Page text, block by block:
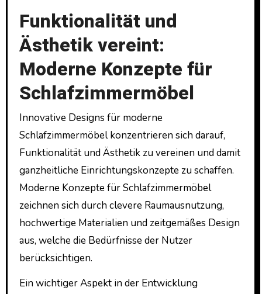
Funktionalität und
Ästhetik vereint:
Moderne Konzepte für
Schlafzimmermöbel
Innovative Designs für moderne
Schlafzimmermöbel konzentrieren sich darauf,
Funktionalität und Ästhetik zu vereinen und damit
ganzheitliche Einrichtungskonzepte zu schaffen.
Moderne Konzepte für Schlafzimmermöbel
zeichnen sich durch clevere Raumausnutzung,
hochwertige Materialien und zeitgemäßes Design
aus, welche die Bedürfnisse der Nutzer
berücksichtigen.
Ein wichtiger Aspekt in der Entwicklung